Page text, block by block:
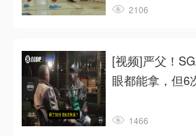
2106
[视频]严父！
眼都能拿，但6
1466